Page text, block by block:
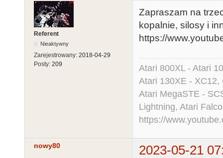
Referent
Nieaktywny
Zarejestrowany: 2018-04-29
Posty: 209
Zapraszam na
kopalnie, silosy i
https://
Atari 800XL - Atari
Atari 130XE - XC12,
Atari MegaSTE -
Lightning, Atari
https://
nowy80 2023-05-21